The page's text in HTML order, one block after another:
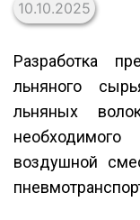
10.10.2025
Разработка
льняного
льняных
воздушной